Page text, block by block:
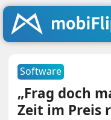
Software
„Frag doch
Zeit im Preis